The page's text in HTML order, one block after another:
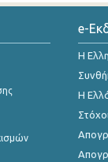
e-
Η
Η